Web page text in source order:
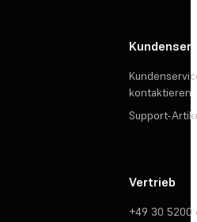
kontaktieren
Support-
Vertrieb
+49 30 5200